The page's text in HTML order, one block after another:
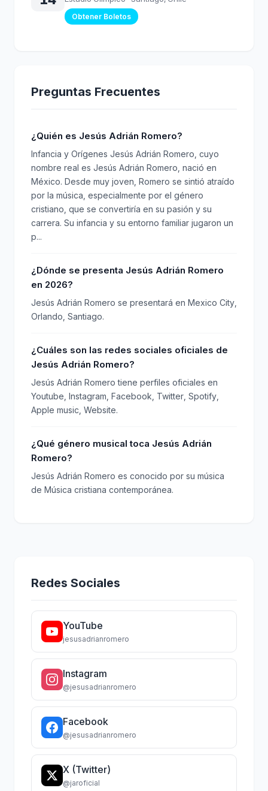
Obtener Boletos
Preguntas Frecuentes
¿Quién es Jesús Adrián Romero?
Infancia y Orígenes Jesús Adrián Romero, cuyo
nombre real es Jesús Adrián Romero, nació en
México. Desde muy joven, Romero se sintió atraído
por la música, especialmente por el género
cristiano, que se convertiría en su pasión y su
carrera. Su infancia y su entorno familiar jugaron un
p...
¿Dónde se presenta Jesús Adrián Romero
en 2026?
Jesús Adrián Romero se presentará en Mexico City,
Orlando, Santiago.
¿Cuáles son las redes sociales oficiales de
Jesús Adrián Romero?
Jesús Adrián Romero tiene perfiles oficiales en
Youtube, Instagram, Facebook, Twitter, Spotify,
Apple music, Website.
¿Qué género musical toca Jesús Adrián
Romero?
Jesús Adrián Romero es conocido por su música
de Música cristiana contemporánea.
Redes Sociales
YouTube
jesusadrianromero
Instagram
@jesusadrianromero
Facebook
@jesusadrianromero
X (Twitter)
@jaroficial